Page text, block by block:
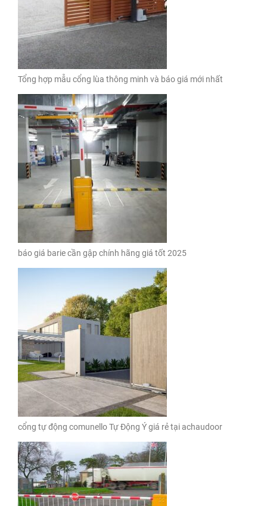
Tổng hợp mẫu cổng lùa thông minh và báo giá mới nhất
báo giá barie cần gập chính hãng giá tốt 2025
cổng tự động comunello Tự Động Ý giá rẻ tại achaudoor